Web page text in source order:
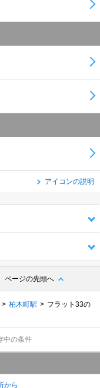
アイコンの説明
ページの先頭へ
柏木町駅
フラット33の
中の条件
から